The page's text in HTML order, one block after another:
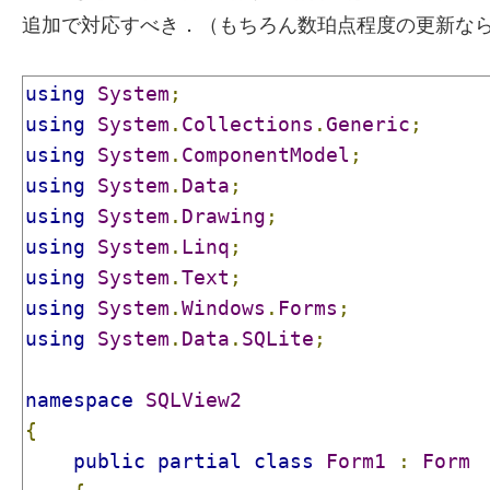
追加で対応すべき．（もちろん数珀点程度の更新な
using System ;
using
System . Collections .Generic ;
using
System . ComponentModel ;
using
System . Data ;
using
System . Drawing ;
using
System . Linq ;
using
System .Text ;
using
System .Windows . Forms ;
using
System . Data . SQLite ;
namespace
SQLView2
{
public
partial class Form1 :
Form